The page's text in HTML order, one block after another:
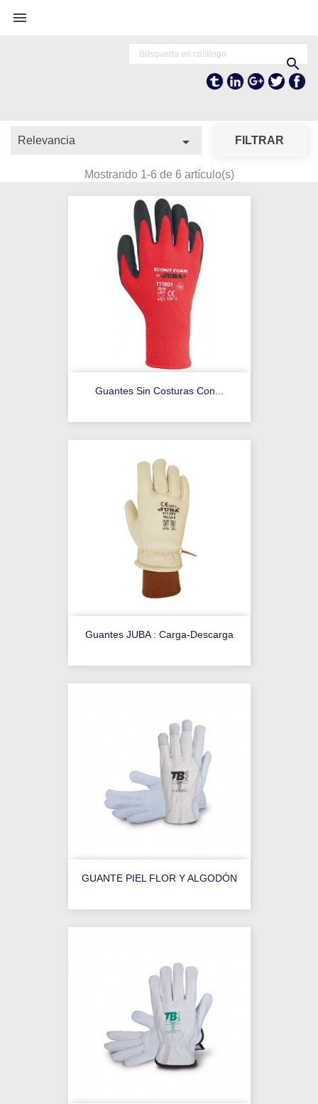


Twitter
Google+
Linkedln
Tumblr
Relevancia  FILTRAR
Mostrando 1-6 de 6 artículo(s)
Guantes Sin Costuras Con...
Guantes JUBA : Carga-Descarga
GUANTE PIEL FLOR Y ALGODÓN